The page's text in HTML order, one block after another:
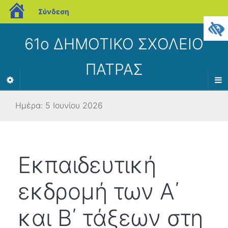
blogs.sch.gr
Σύνδεση
61ο ΔΗΜΟΤΙΚΟ ΣΧΟΛΕΙΟ
ΠΑΤΡΑΣ
Ημέρα: 5 Ιουνίου 2026
Εκπαιδευτική
εκδρομή των Α΄
και Β΄ τάξεων στη